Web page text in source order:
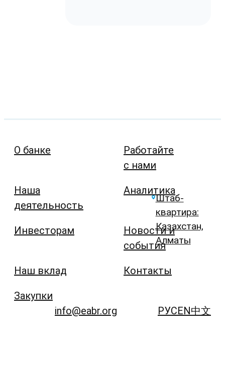
О банке
Наша
деятельность
Инвесторам
Наш вклад
Закупки
Работайте
с нами
Аналитика
Новости и
события
Контакты
Штаб-
квартира:
Казахстан,
Алматы
info@eabr.org РУСEN中文